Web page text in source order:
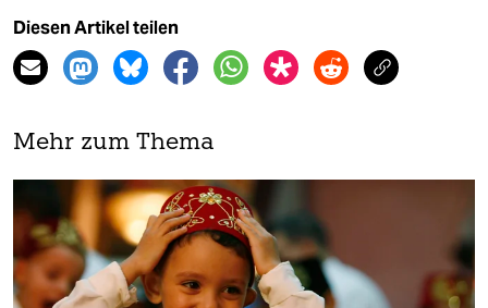
Diesen Artikel teilen
Mehr zum Thema